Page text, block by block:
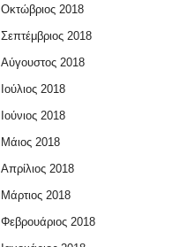
Οκτώβριος 2018
Σεπτέμβριος 2018
Αύγουστος 2018
Ιούλιος 2018
Ιούνιος 2018
Μάιος 2018
Απρίλιος 2018
Μάρτιος 2018
Φεβρουάριος 2018